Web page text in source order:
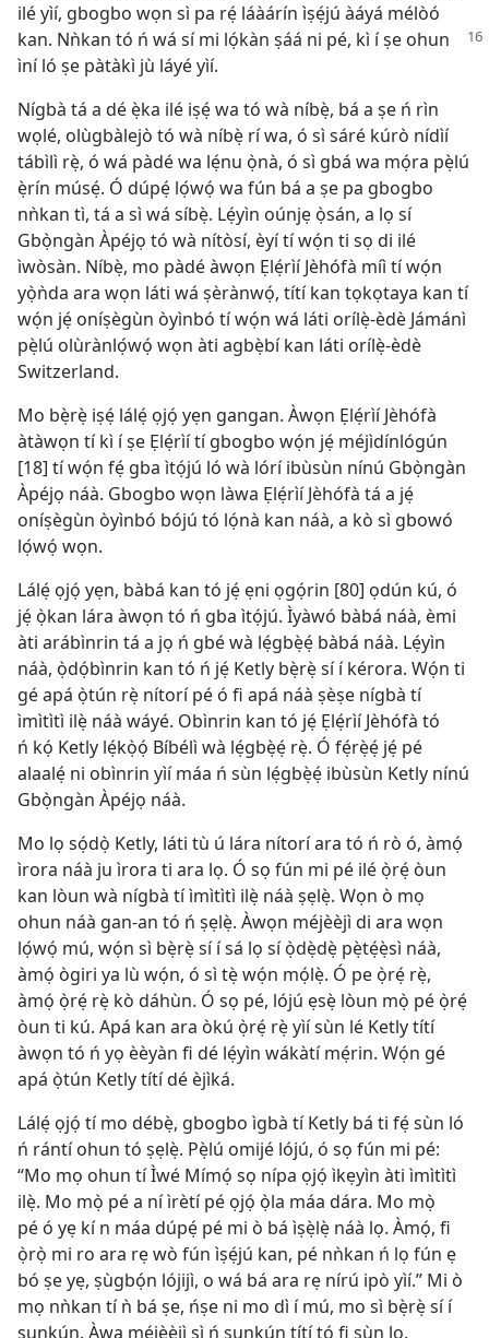
ilé yìí, gbogbo wọn sì pa rẹ́ láàárín ìṣẹ́jú àáyá mélòó
kan. Nǹkan tó ń wá sí mi lọ́kàn ṣáá ni pé, kì í ṣe ohun
ìní ló ṣe pàtàkì jù láyé yìí.
Nígbà tá a dé ẹ̀ka ilé iṣẹ́ wa tó wà níbẹ̀, bá a ṣe ń rìn
wọlé, olùgbàlejò tó wà níbẹ̀ rí wa, ó sì sáré kúrò nídìí
tábìlì rẹ̀, ó wá pàdé wa lẹ́nu ọ̀nà, ó sì gbá wa mọ́ra pẹ̀lú
ẹ̀rín músẹ́. Ó dúpẹ́ lọ́wọ́ wa fún bá a ṣe pa gbogbo
nǹkan tì, tá a sì wá síbẹ̀. Lẹ́yìn oúnjẹ ọ̀sán, a lọ sí
Gbọ̀ngàn Àpéjọ tó wà nítòsí, èyí tí wọ́n ti sọ di ilé
ìwòsàn. Níbẹ̀, mo pàdé àwọn Ẹlẹ́rìí Jèhófà míì tí wọ́n
yọ̀ǹda ara wọn láti wá ṣèrànwọ́, títí kan tọkọtaya kan tí
wọ́n jẹ́ oníṣègùn òyìnbó tí wọ́n wá láti orílẹ̀-èdè Jámánì
pẹ̀lú olùrànlọ́wọ́ wọn àti agbẹ̀bí kan láti orílẹ̀-èdè
Switzerland.
Mo bẹ̀rẹ̀ iṣẹ́ lálẹ́ ọjọ́ yẹn gangan. Àwọn Ẹlẹ́rìí Jèhófà
àtàwọn tí kì í ṣe Ẹlẹ́rìí tí gbogbo wọ́n jẹ́ méjìdínlógún
[18] tí wọ́n fẹ́ gba ìtọ́jú ló wà lórí ibùsùn nínú Gbọ̀ngàn
Àpéjọ náà. Gbogbo wọn làwa Ẹlẹ́rìí Jèhófà tá a jẹ́
oníṣègùn òyìnbó bójú tó lọ́nà kan náà, a kò sì gbowó
lọ́wọ́ wọn.
Lálẹ́ ọjọ́ yẹn, bàbá kan tó jẹ́ ẹni ọgọ́rin [80] ọdún kú, ó
jẹ́ ọ̀kan lára àwọn tó ń gba ìtọ́jú. Ìyàwó bàbá náà, èmi
àti arábìnrin tá a jọ ń gbé wà lẹ́gbẹ̀ẹ́ bàbá náà. Lẹ́yìn
náà, ọ̀dọ́bìnrin kan tó ń jẹ́ Ketly bẹ̀rẹ̀ sí í kérora. Wọ́n ti
gé apá ọ̀tún rẹ̀ nítorí pé ó fi apá náà ṣèṣe nígbà tí
ìmìtìtì ilẹ̀ náà wáyé. Obìnrin kan tó jẹ́ Ẹlẹ́rìí Jèhófà tó
ń kọ́ Ketly lẹ́kọ̀ọ́ Bíbélì wà lẹ́gbẹ̀ẹ́ rẹ̀. Ó fẹ́rẹ̀ẹ́ jẹ́ pé
alaalẹ́ ni obìnrin yìí máa ń sùn lẹ́gbẹ̀ẹ́ ibùsùn Ketly nínú
Gbọ̀ngàn Àpéjọ náà.
Mo lọ sọ́dọ̀ Ketly, láti tù ú lára nítorí ara tó ń rò ó, àmọ́
ìrora náà ju ìrora ti ara lọ. Ó sọ fún mi pé ilé ọ̀rẹ́ òun
kan lòun wà nígbà tí ìmìtìtì ilẹ̀ náà ṣẹlẹ̀. Wọn ò mọ
ohun náà gan-an tó ń ṣẹlẹ̀. Àwọn méjèèjì di ara wọn
lọ́wọ́ mú, wọ́n sì bẹ̀rẹ̀ sí í sá lọ sí ọ̀dẹ̀dẹ̀ pẹ̀tẹ́ẹ̀sì náà,
àmọ́ ògiri ya lù wọ́n, ó sì tẹ̀ wọ́n mọ́lẹ̀. Ó pe ọ̀rẹ́ rẹ̀,
àmọ́ ọ̀rẹ́ rẹ̀ kò dáhùn. Ó sọ pé, lójú ẹsẹ̀ lòun mọ̀ pé ọ̀rẹ́
òun ti kú. Apá kan ara òkú ọ̀rẹ́ rẹ̀ yìí sùn lé Ketly títí
àwọn tó ń yọ èèyàn fi dé lẹ́yìn wákàtí mẹ́rin. Wọ́n gé
apá ọ̀tún Ketly títí dé èjìká.
Lálẹ́ ọjọ́ tí mo débẹ̀, gbogbo ìgbà tí Ketly bá ti fẹ́ sùn ló
ń rántí ohun tó ṣẹlẹ̀. Pẹ̀lú omijé lójú, ó sọ fún mi pé:
“Mo mọ ohun tí Ìwé Mímọ́ sọ nípa ọjọ́ ìkẹyìn àti ìmìtìtì
ilẹ̀. Mo mọ̀ pé a ní ìrètí pé ọjọ́ ọ̀la máa dára. Mo mọ̀
pé ó yẹ kí n máa dúpẹ́ pé mi ò bá ìṣẹ̀lẹ̀ náà lọ. Àmọ́, fi
ọ̀rọ̀ mi ro ara rẹ wò fún ìṣẹ́jú kan, pé nǹkan ń lọ fún ẹ
bó ṣe yẹ, ṣùgbọ́n lójijì, o wá bá ara rẹ nírú ipò yìí.” Mi ò
mọ nǹkan tí ǹ bá ṣe, ńṣe ni mo dì í mú, mo sì bẹ̀rẹ̀ sí í
sunkún. Àwa méjèèjì sì ń sunkún títí tó fi sùn lọ.